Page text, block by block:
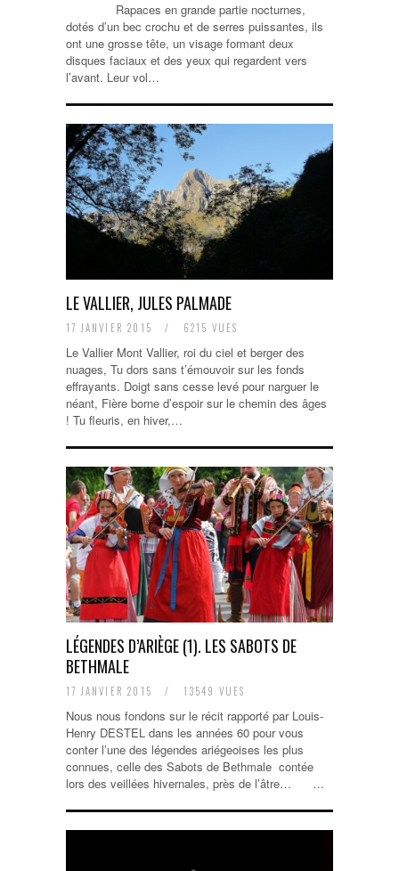
Rapaces en grande partie nocturnes,
dotés d’un bec crochu et de serres puissantes, ils
ont une grosse tête, un visage formant deux
disques faciaux et des yeux qui regardent vers
l’avant. Leur vol…
LE VALLIER, JULES PALMADE
17 JANVIER 2015 / 6215 VUES
Le Vallier Mont Vallier, roi du ciel et berger des
nuages, Tu dors sans t’émouvoir sur les fonds
effrayants. Doigt sans cesse levé pour narguer le
néant, Fière borne d’espoir sur le chemin des âges
! Tu fleuris, en hiver,…
LÉGENDES D’ARIÈGE (1). LES SABOTS DE
BETHMALE
17 JANVIER 2015 / 13549 VUES
Nous nous fondons sur le récit rapporté par Louis-
Henry DESTEL dans les années 60 pour vous
conter l’une des légendes ariégeoises les plus
connues, celle des Sabots de Bethmale contée
lors des veillées hivernales, près de l’âtre… …